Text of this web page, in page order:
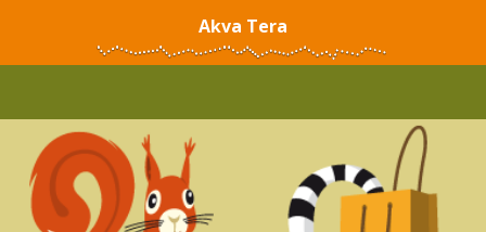
Akva Tera